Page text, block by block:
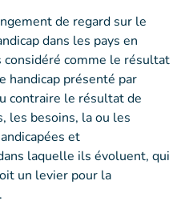
de regard sur le
dans les pays en
comme le résultat
handicap présenté par
contraire le résultat de
les besoins, la ou les
et
laquelle ils évoluent, qui
un levier pour la